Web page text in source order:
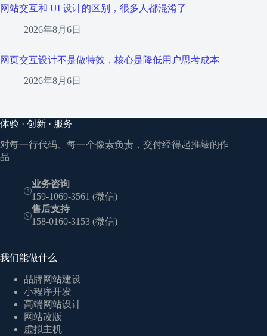
网站交互和 UI 设计的区别，很多人都混淆了
2026年8月6日
网页交互设计不是做特效，核心是降低用户思考成本
2026年8月6日
体验 · 创新 · 服务
对每一行代码、每一个像素负责，交付经得起推敲的作
品
业务咨询
159-1069-3561 (微信)
售后支持
158-0160-3153 (微信)
我们能做什么
品牌网站建设
小程序开发
高端网站设计
网站改版
虚拟主机